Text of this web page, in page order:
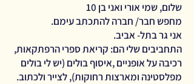
שלום, שמי אורי ואני בן 10
מחפש חבר/ חברה להתכתב עימם.
אני גר בתל- אביב.
התחביבים שלי הם: קריאת ספרי הרפתקאות,
רכיבה על אופניים ,איסוף בולים (יש לי בולים
מפלסטינה ומארצות רחוקות), לצייר ולכתוב.